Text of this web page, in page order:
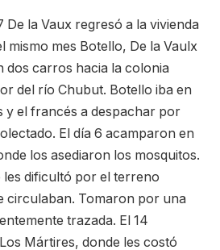
De la Vaux regresó a la vivienda
mismo mes Botello, De la Vaulx
dos carros hacia la colonia
del río Chubut. Botello iba en
y el francés a despachar por
El día 6 acamparon en
los asediaron los mosquitos.
les dificultó por el terreno
circulaban. Tomaron por una
trazada. El 14
Mártires, donde les costó